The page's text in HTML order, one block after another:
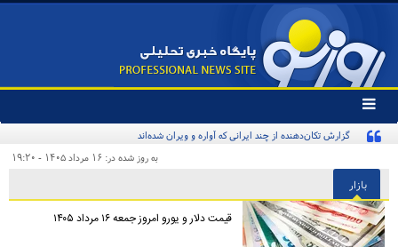
تغییر
وضعیت
منوی
ها
گزارش تکان‌دهنده از چند ایرانی که آواره و ویران شده‌اند
به روز شده در: ۱۶ مرداد ۱۴۰۵ - ۱۹:۲۰
بازار
قیمت دلار و یورو امروز جمعه ۱۶ مرداد ۱۴۰۵